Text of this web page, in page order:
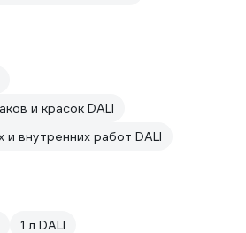
и красок DALI
внутренних работ DALI
1 л DALI